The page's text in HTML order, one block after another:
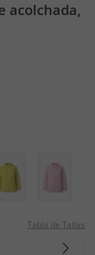
acolchada,
Tabla de Tallas